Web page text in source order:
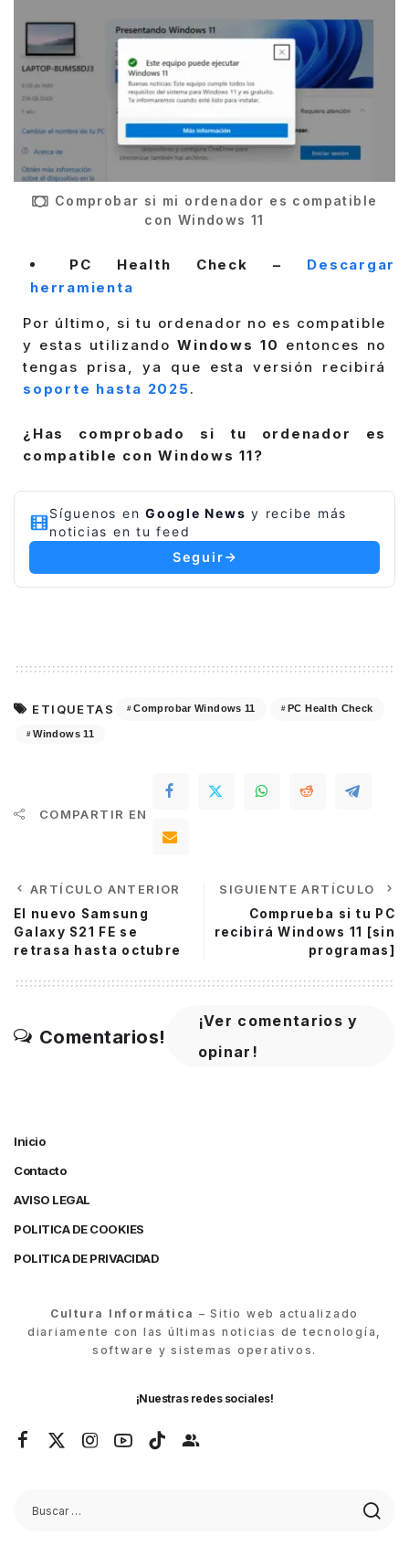
Comprobar si mi ordenador es compatible
con Windows 11
PC Health Check – Descargar
herramienta
Por último, si tu ordenador no es compatible
y estas utilizandoWindows 10 entonces no
tengas prisa, ya que esta versión recibirá
soporte hasta 2025.
¿Has comprobado si tu ordenador es
compatible con Windows 11?
Síguenos en Google News y recibe más
noticias en tu feed
Seguir
ETIQUETAS Comprobar Windows 11 PC Health Check
Windows 11
COMPARTIR EN
ARTÍCULO ANTERIOR
El nuevo Samsung
Galaxy S21 FE se
retrasa hasta octubre
SIGUIENTE ARTÍCULO
Comprueba si tu PC
recibirá Windows 11 [sin
programas]
Comentarios!
¡Ver comentarios y
opinar!
Inicio
Contacto
AVISO LEGAL
POLITICA DE COOKIES
POLITICA DE PRIVACIDAD
Cultura Informática – Sitio web actualizado
diariamente con las últimas noticias de tecnología,
software y sistemas operativos.
¡Nuestras redes sociales!